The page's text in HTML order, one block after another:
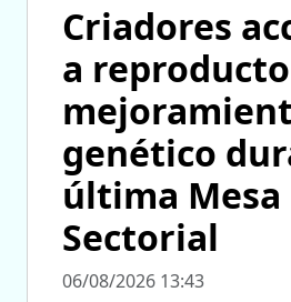
Criadores
a
genético
última Mesa
Sectorial
06/08/2026 13:43